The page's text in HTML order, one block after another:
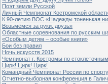
Поэт земли Русской
Личный Чемпионат Костромской
К 90-летию ВОС «Надежды тоненькая
Возьмёмся за руки, друзья
Областные соревнования по русским
«Особым детям – особые книги»
Бои без правил
Ночь искусств 2015
Чемпионат г. Костромы по
Цирк! Цирк! Цирк!
Командный Чемпионат России по
Отчетно-выборная конференция в